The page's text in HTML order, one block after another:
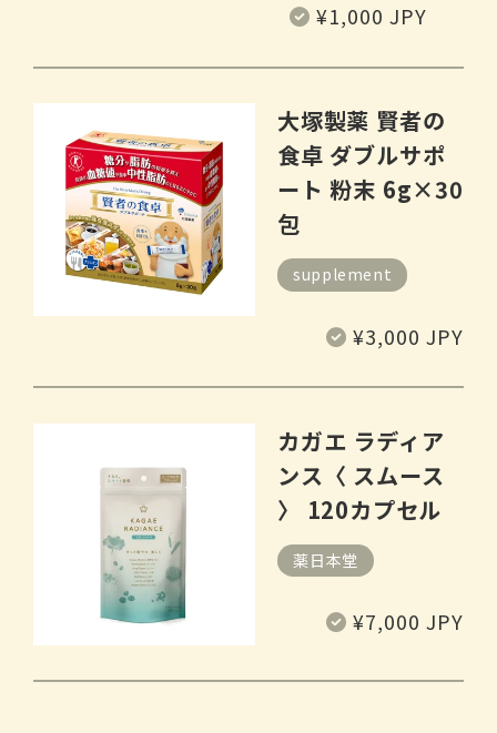
常
价
¥1,000 JPY
大塚製薬 賢者の
食卓 ダブルサポ
ート 粉末 6g×30
包
supplement
常
价
¥3,000 JPY
カガエ ラディア
ンス〈 スムース
〉 120カプセル
薬日本堂
常
价
¥7,000 JPY